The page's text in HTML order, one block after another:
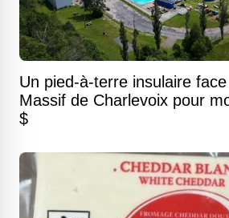
Un pied-à-terre insulaire
Massif de Charlevoix pour
$